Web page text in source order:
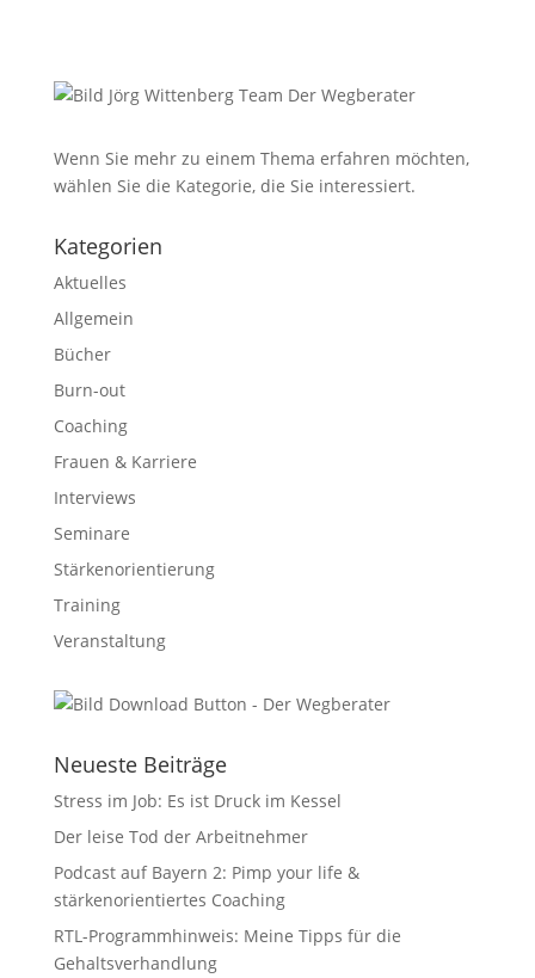
Wenn Sie mehr zu einem Thema erfahren möchten,
wählen Sie die Kategorie, die Sie interessiert.
Kategorien
Aktuelles
Allgemein
Bücher
Burn-out
Coaching
Frauen & Karriere
Interviews
Seminare
Stärkenorientierung
Training
Veranstaltung
Neueste Beiträge
Stress im Job: Es ist Druck im Kessel
Der leise Tod der Arbeitnehmer
Podcast auf Bayern 2: Pimp your life &
stärkenorientiertes Coaching
RTL-Programmhinweis: Meine Tipps für die
Gehaltsverhandlung